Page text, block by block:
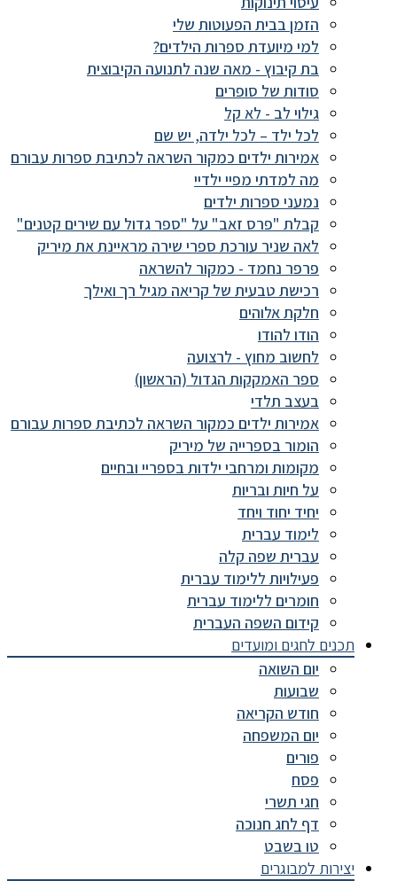
הזמן בבית הפעוטות שלי
למי מיועדת ספרות הילדים?
בת קיבוץ - מאה שנה לתנועה הקיבוצית
סודות של סופרים
גילוי לב - לא קל
לכל ילד – לכל ילדה, יש שם
אמירות ילדים כמקור השראה לכתיבת ספרות עבורם
מה למדתי מפיי ילדיי
נמעני ספרות ילדים
קבלת "פרס זאב" על "ספר גדול עם שירים קטנים"
לאה שניר עורכת ספרי שירה מראיינת את מיריק
פרפר נחמד - כמקור להשראה
רכישת טבעית של קריאה מגיל רך ואילך
חלקת אלוהים
הודו להודו
לחשוב מחוץ - לרצועה
ספר האמקקות הגדול (הראשון)
בעצב תלדי
אמירות ילדים כמקור השראה לכתיבת ספרות עבורם
הומור בספרייה של מיריק
מקומות ומרחבי ילדות בספריי ובחיים
על חיות ובריות
יחיד יחוד ויחד
לימוד עברית
עברית שפה קלה
פעילויות ללימוד עברית
חומרים ללימוד עברית
קידום השפה העברית
תכנים לחגים ומועדים
יום השואה
שבועות
חודש הקריאה
יום המשפחה
פורים
פסח
חגי תשרי
דף לחג חנוכה
טו בשבט
יצירות למבוגרים